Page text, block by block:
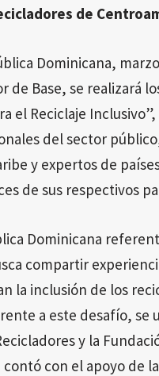
de
Dominicana,
de Base, se realizará
el Reciclaje
del sector
y expertos de
de sus respectivos
Dominicana
compartir
la inclusión de los
a este desafío,
y la
con el apoyo de